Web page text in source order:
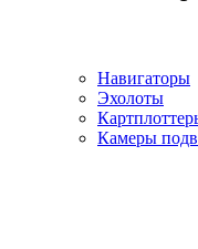
Навигаторы
Эхолоты
Камеры